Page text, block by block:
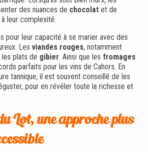
des nuances de chocolat et de
leur complexité.
pour leur capacité à se marier avec des
Les viandes rouges, notamment
les plats de gibier. Ainsi que les fromages
parfaits pour les vins de Cahors. En
tannique, il est souvent conseillé de les
pour en révéler toute la richesse et
Lot, une approche plus